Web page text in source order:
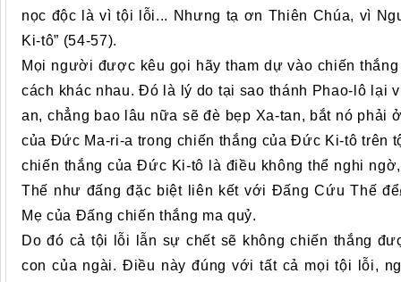
nọc độc là vì tội lỗi... Nhưng tạ ơn Thiên Chúa, vì
Ki-tô” (54-57).
Mọi người được kêu gọi hãy tham dự vào chiến
cách khác nhau. Đó là lý do tại sao thánh Phao-lô lại
an, chẳng bao lâu nữa sẽ đè bẹp Xa-tan, bắt nó phải
của Đức Ma-ri-a trong chiến thắng của Đức Ki-tô trên
chiến thắng của Đức Ki-tô là điều không thể nghi
Thế như đấng đặc biệt liên kết với Đấng Cứu Thế
Mẹ của Đấng chiến thắng ma quỷ.
Do đó cả tội lỗi lẫn sự chết sẽ không chiến thắng
con của ngài. Điều này đúng với tất cả mọi tội lỗi,